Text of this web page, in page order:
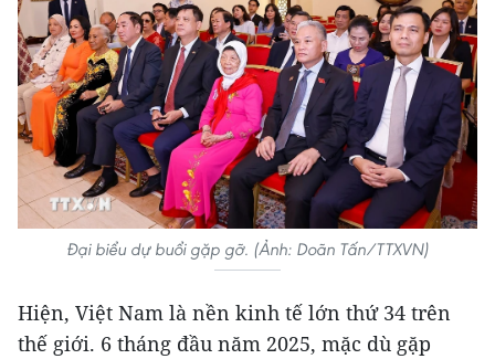
Đại biểu dự buổi gặp gỡ. (Ảnh: Doãn Tấn/TTXVN)
Hiện, Việt Nam là nền kinh tế lớn thứ 34 trên
thế giới. 6 tháng đầu năm 2025, mặc dù gặp